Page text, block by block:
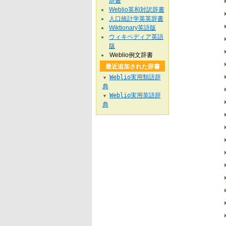
Weblio英和対訳辞書
人口統計学英英辞書
Wiktionary英語版
ウィキペディア英語
版
Weblio例文辞書
最近追加された辞書
▼
Weblio実用類語辞
典
▼
Weblio実用英語辞
典